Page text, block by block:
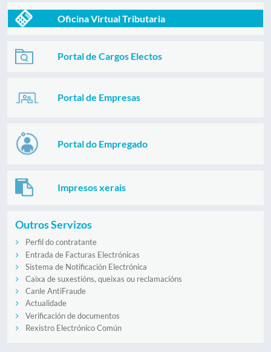
Oficina Virtual Tributaria
Portal de Cargos Electos
Portal de Empresas
Portal do Empregado
Impresos xerais
Outros Servizos
Perfil do contratante
Entrada de Facturas Electrónicas
Sistema de Notificación Electrónica
Caixa de suxestións, queixas ou reclamacións
Canle AntiFraude
Actualidade
Verificación de documentos
Rexistro Electrónico Común